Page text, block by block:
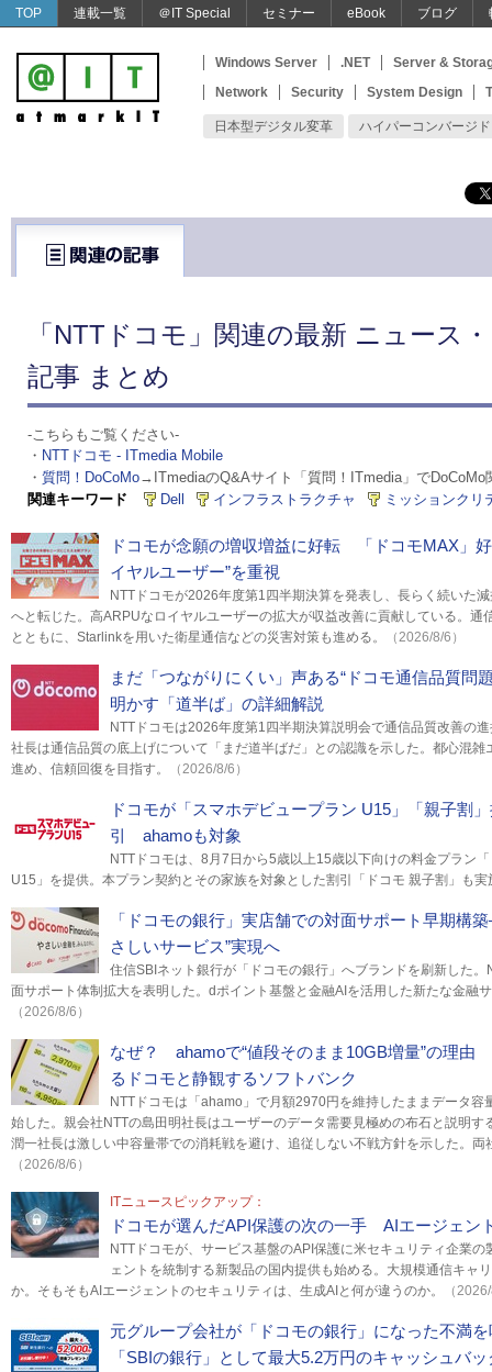
TOP 連載一覧 ＠IT Special セミナー eBook ブログ
Windows Server .NET
Server &
Network
Security System Design
日本型デジタル変革 ハイパーコンバージド
「NTTドコモ」関連の最新 ニュース
記事 まとめ
-こちらもご覧ください-
・ NTTドコモ - ITmedia Mobile
・ 質問！DoCoMo→ITmediaのQ&Aサイト「質問！ITmedia」でDoCoMo
関連キーワード
Dell インフラストラクチャ ミッションクリ
ドコモが念願の増収増益に好転 「ドコモMAX」
イヤルユーザー”を重視
NTTドコモが2026年度第1四半期決算を発表し、長らく続いた
へと転じた。高ARPUなロイヤルユーザーの拡大が収益改善に貢献している。通
とともに、Starlinkを用いた衛星通信などの災害対策も進める。
（2026/8/6）
まだ「つながりにくい」声ある“ドコモ通信品質
明かす「道半ば」の詳細解説
NTTドコモは2026年度第1四半期決算説明会で通信品質改善の
社長は通信品質の底上げについて「まだ道半ばだ」との認識を示した。都心混雑
進め、信頼回復を目指す。
（2026/8/6）
ドコモが「スマホデビュープラン U15」「親子割
引 ahamoも対象
NTTドコモは、8月7日から5歳以上15歳以下向けの料金プラン
U15」を提供。本プラン契約とその家族を対象とした割引「ドコモ 親子割」も実
「ドコモの銀行」実店舗での対面サポート早期
さしいサービス”実現へ
住信SBIネット銀行が「ドコモの銀行」へブランドを刷新した
面サポート体制拡大を表明した。dポイント基盤と金融AIを活用した新たな金融
（2026/8/6）
なぜ？ ahamoで“値段そのまま10GB増量”の理由
るドコモと静観するソフトバンク
NTTドコモは「ahamo」で月額2970円を維持したままデータ容
始した。親会社NTTの島田明社長はユーザーのデータ需要見極めの布石と説明す
潤一社長は激しい中容量帯での消耗戦を避け、追従しない不戦方針を示した。両
（2026/8/6）
ITニュースピックアップ：
ドコモが選んだAPI保護の次の一手 AIエージェン
NTTドコモが、サービス基盤のAPI保護に米セキュリティ企業
ェントを統制する新製品の国内提供も始める。大規模通信キャ
か。そもそもAIエージェントのセキュリティは、生成AIと何が違うのか。
（
元グループ会社が「ドコモの銀行」になった不満
「SBIの銀行」として最大5.2万円のキャッシュバ